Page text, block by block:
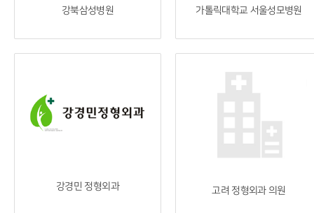
강북삼성병원 가톨릭대학교 서울성모병원
강경민 정형외과 고려 정형외과 의원